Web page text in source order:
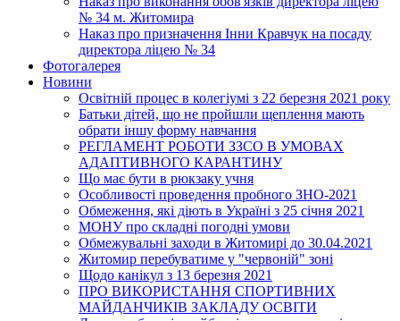
№ 34 м. Житомира
Наказ про призначення Інни Кравчук на посаду
директора ліцею № 34
Фотогалерея
Новини
Освітній процес в колегіумі з 22 березня 2021 року
Батьки дітей, що не пройшли щеплення мають
обрати іншу форму навчання
РЕГЛАМЕНТ РОБОТИ ЗЗСО В УМОВАХ
АДАПТИВНОГО КАРАНТИНУ
Що має бути в рюкзаку учня
Особливості проведення пробного ЗНО-2021
Обмеження, які діють в Україні з 25 січня 2021
МОНУ про складні погодні умови
Обмежувальні заходи в Житомирі до 30.04.2021
Житомир перебуватиме у "червоній" зоні
Щодо канікул з 13 березня 2021
ПРО ВИКОРИСТАННЯ СПОРТИВНИХ
МАЙДАНЧИКІВ ЗАКЛАДУ ОСВІТИ